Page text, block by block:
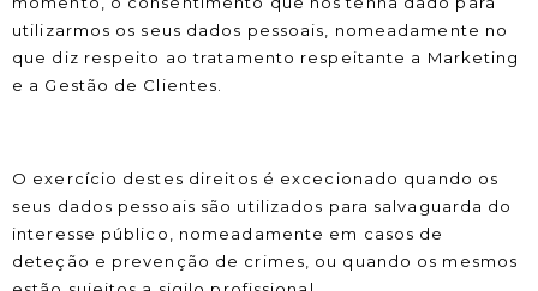
utilizarmos os seus dados pessoais, nomeadamente no
que diz respeito ao tratamento respeitante a Marketing
e a Gestão de Clientes.
O exercício destes direitos é excecionado quando os
seus dados pessoais são utilizados para salvaguarda do
interesse público, nomeadamente em casos de
deteção e prevenção de crimes, ou quando os mesmos